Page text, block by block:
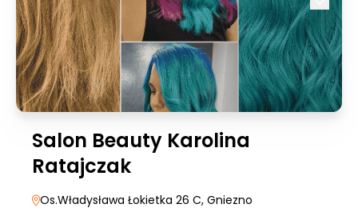
Salon Beauty Karolina
Ratajczak
Os.Władysława Łokietka 26 C, Gniezno